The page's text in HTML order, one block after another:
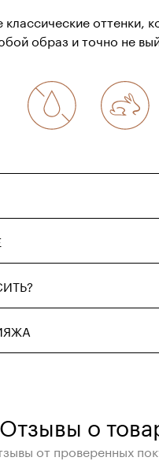
оттенки,
образ и точно не
Отзывы о
от проверенных